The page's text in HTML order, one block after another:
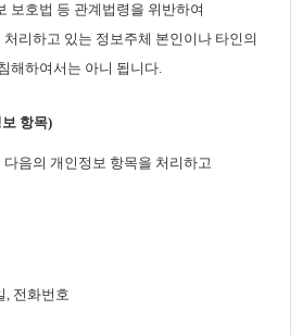
보호법 등 관계법령을 위반하여
리하고 있는 정보주체 본인이나 타인의
해하여서는 아니 됩니다.
항목)
음의 개인정보 항목을 처리하고
, 전화번호